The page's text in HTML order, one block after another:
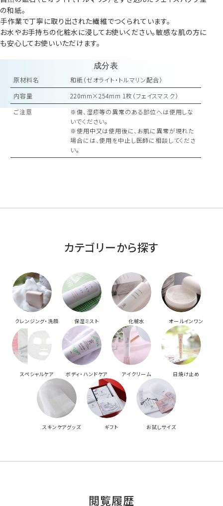
の和紙。
手作業で丁寧に取り出された繊維でつくられています。
お水やお手持ちの化粧水に浸してお使いください。敏感な肌の方に
も安心してお使いいただけます。
成分表
原材料名
和紙（ゼオライト・トルマリン配合）
内容量
220mm×254mm 1枚（フェイスマスク）
ご注意
※傷、湿疹等の異常のある部位へは使用しな
いでください。
※使用中又は使用後に、お肌に異常が現れた
場合には、使用を中止し医師に相談してくださ
い。
カテゴリーから探す
クレンジング・洗顔 保湿ミスト 化粧水 オールインワン
スペシャルケア ボディ・ハンドケア アイクリーム 日焼け止め
スキンケアグッズ ギフト お試しサイズ
閲覧履歴